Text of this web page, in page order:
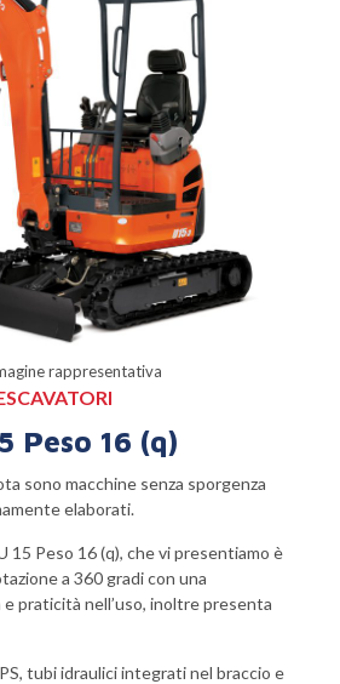
rappresentativa
Peso 16 (q)
sono macchine senza sporgenza
elaborati.
15 Peso 16 (q), che vi presentiamo è
a 360 gradi con una
praticità nell’uso, inoltre presenta
tubi idraulici integrati nel braccio e